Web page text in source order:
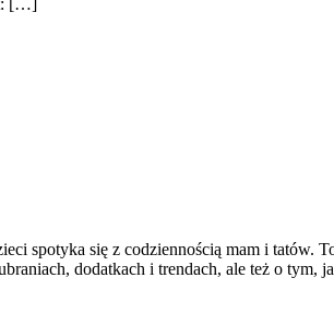
spotyka się z codziennością mam i
dodatkach i trendach, ale też o tym,